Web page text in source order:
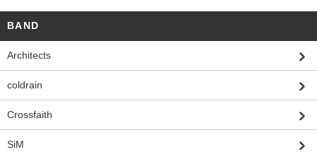
BAND
Architects
coldrain
Crossfaith
SiM